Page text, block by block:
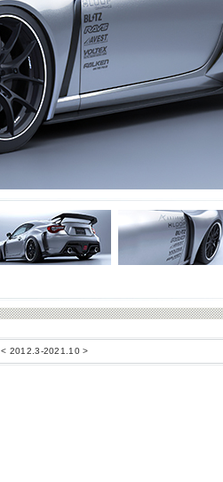
< 2012.3-2021.10 >